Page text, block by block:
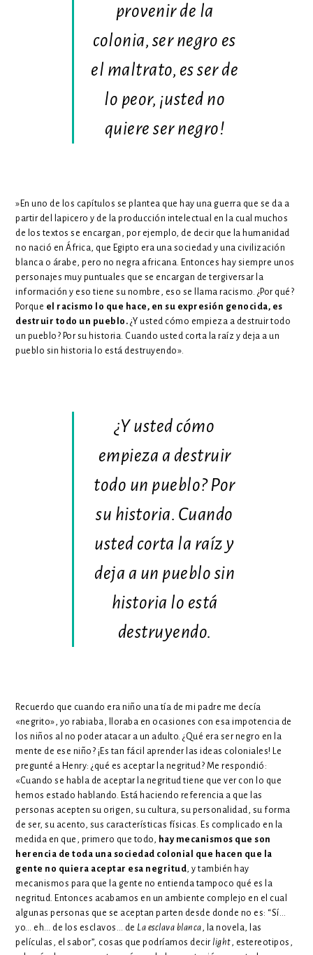
provenir de la
colonia, ser negro es
el maltrato, es ser de
lo peor, ¡usted no
quiere ser negro!
»En uno de los capítulos se plantea que hay una guerra que se da a
partir del lapicero y de la producción intelectual en la cual muchos
de los textos se encargan, por ejemplo, de decir que la humanidad
no nació en África, que Egipto era una sociedad y una civilización
blanca o árabe, pero no negra africana. Entonces hay siempre unos
personajes muy puntuales que se encargan de tergiversar la
información y eso tiene su nombre, eso se llama racismo. ¿Por qué?
Porque el racismo lo que hace, en su expresión genocida, es
destruir todo un pueblo. ¿Y usted cómo empieza a destruir todo
un pueblo? Por su historia. Cuando usted corta la raíz y deja a un
pueblo sin historia lo está destruyendo».
¿Y usted cómo
empieza a destruir
todo un pueblo? Por
su historia. Cuando
usted corta la raíz y
deja a un pueblo sin
historia lo está
destruyendo.
Recuerdo que cuando era niño una tía de mi padre me decía
«negrito», yo rabiaba, lloraba en ocasiones con esa impotencia de
los niños al no poder atacar a un adulto. ¿Qué era ser negro en la
mente de ese niño? ¡Es tan fácil aprender las ideas coloniales! Le
pregunté a Henry: ¿qué es aceptar la negritud? Me respondió:
«Cuando se habla de aceptar la negritud tiene que ver con lo que
hemos estado hablando. Está haciendo referencia a que las
personas acepten su origen, su cultura, su personalidad, su forma
de ser, su acento, sus características físicas. Es complicado en la
medida en que, primero que todo, hay mecanismos que son
herencia de toda una sociedad colonial que hacen que la
gente no quiera aceptar esa negritud, y también hay
mecanismos para que la gente no entienda tampoco qué es la
negritud. Entonces acabamos en un ambiente complejo en el cual
algunas personas que se aceptan parten desde donde no es: “Sí…
yo… eh… de los esclavos… de La esclava blanca, la novela, las
películas, el sabor”, cosas que podríamos decirlight, estereotipos,